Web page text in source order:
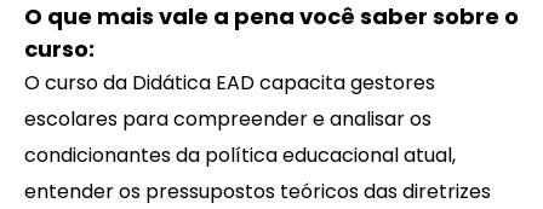
O que mais vale a pena você saber sobre o
curso:
O curso da Didática EAD capacita gestores
escolares para compreender e analisar os
condicionantes da política educacional atual,
entender os pressupostos teóricos das diretrizes